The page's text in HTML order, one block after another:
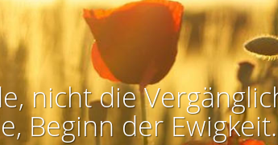
nicht die
Beginn der Ewigkeit.